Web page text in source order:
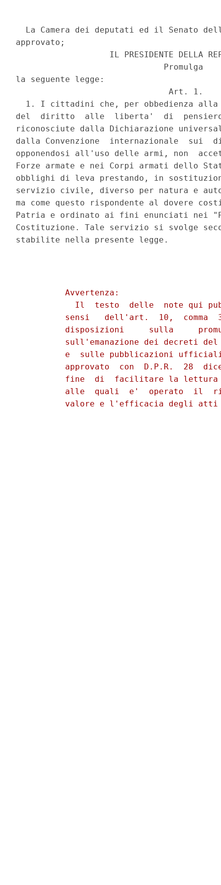
La Camera dei deputati ed il Senato
approvato;
IL PRESIDENTE DELLA
                              Promulga
la seguente legge:
                               Art. 1.
1. I cittadini che, per obbedienza
del  diritto  alle  liberta'  di
riconosciute dalla Dichiarazione
dalla Convenzione  internazionale
opponendosi all'uso delle armi, non
Forze armate e nei Corpi armati dello
obblighi di leva prestando, in
servizio civile, diverso per natura e
ma come questo rispondente al dovere
Patria e ordinato ai fini enunciati nei
Costituzione. Tale servizio si svolge
          Avvertenza:
Il  testo  delle  note qui
sensi   dell'art.  10,  comma
disposizioni     sulla
sull'emanazione dei decreti
e  sulle pubblicazioni
approvato  con  D.P.R.  28
fine  di  facilitare la
alle  quali  e'  operato  il
valore e l'efficacia degli